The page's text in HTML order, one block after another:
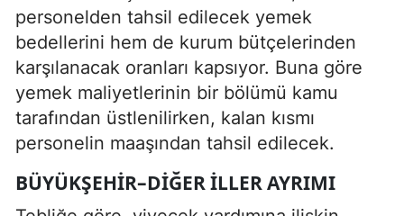
personelden tahsil edilecek yemek
bedellerini hem de kurum bütçelerinden
karşılanacak oranları kapsıyor. Buna göre
yemek maliyetlerinin bir bölümü kamu
tarafından üstlenilirken, kalan kısmı
personelin maaşından tahsil edilecek.
BÜYÜKŞEHIR–DIĞER ILLER AYRIMI